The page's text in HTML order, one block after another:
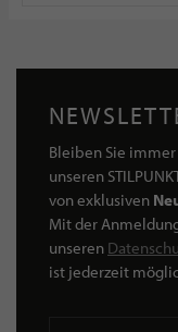
Bleiben Sie immer
unseren
von exklusiven
Mit der
unseren
ist jederzeit